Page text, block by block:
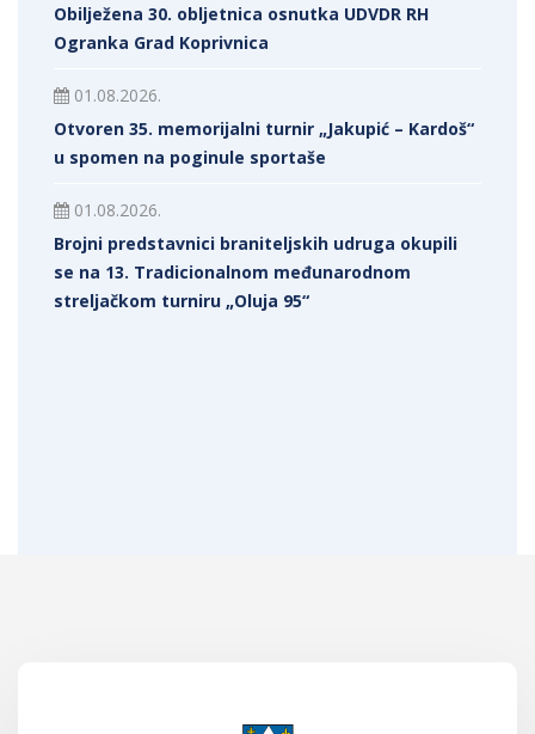
Obilježena 30. obljetnica osnutka UDVDR RH
Ogranka Grad Koprivnica
01.08.2026.
Otvoren 35. memorijalni turnir „Jakupić – Kardoš“
u spomen na poginule sportaše
01.08.2026.
Brojni predstavnici braniteljskih udruga okupili
se na 13. Tradicionalnom međunarodnom
streljačkom turniru „Oluja 95“